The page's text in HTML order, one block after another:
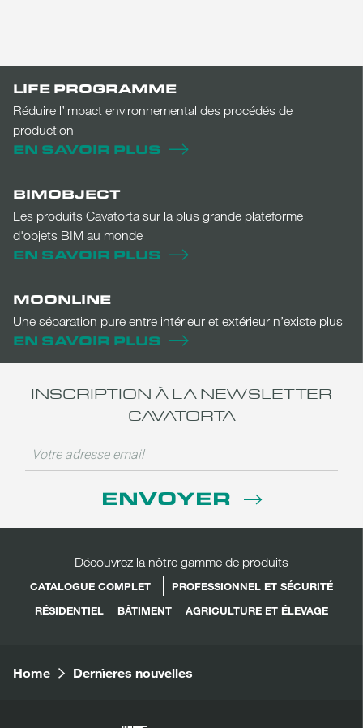
LIFE PROGRAMME
Réduire l’impact environnemental des procédés de
production
EN SAVOIR PLUS
BIMOBJECT
Les produits Cavatorta sur la plus grande plateforme
d'objets BIM au monde
EN SAVOIR PLUS
MOONLINE
Une séparation pure entre intérieur et extérieur n’existe plus
EN SAVOIR PLUS
INSCRIPTION À LA NEWSLETTER
CAVATORTA
ENVOYER
Découvrez la nôtre gamme de produits
CATALOGUE COMPLET
PROFESSIONNEL ET SÉCURITÉ
RÉSIDENTIEL
BÂTIMENT AGRICULTURE ET ÉLEVAGE
Home Dernìeres nouvelles